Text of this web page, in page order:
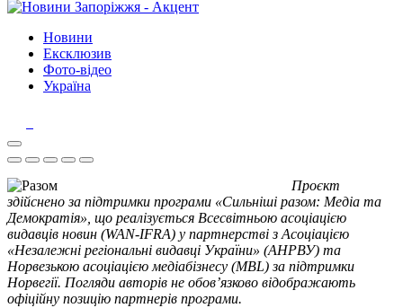
Новини
Ексклюзив
Фото-відео
Україна
Проєкт
здійснено за підтримки програми «Сильніші разом: Медіа та
Демократія», що реалізується Всесвітньою асоціацією
видавців новин (WAN-IFRA) у партнерстві з Асоціацією
«Незалежні регіональні видавці України» (АНРВУ) та
Норвезькою асоціацією медіабізнесу (MBL) за підтримки
Норвегії. Погляди авторів не обов’язково відображають
офіційну позицію партнерів програми.